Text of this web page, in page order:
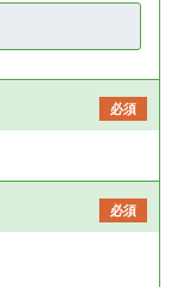
必須
必須